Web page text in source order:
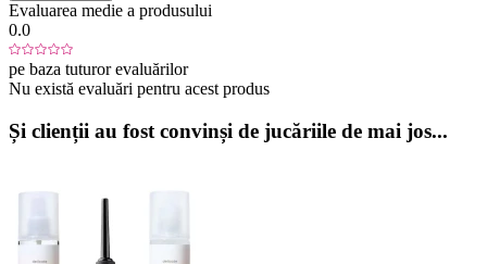
Evaluarea medie a produsului
0.0
pe baza tuturor evaluărilor
Nu există evaluări pentru acest produs
Și clienții au fost convinși de jucăriile de mai jos...